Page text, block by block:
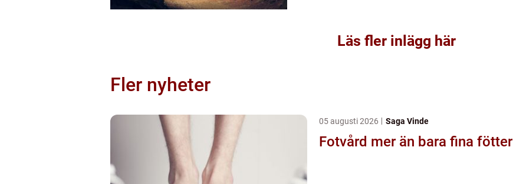
Läs fler inlägg här
Fler nyheter
05 augusti 2026 Saga Vinde
Fotvård mer än bara fina fötter